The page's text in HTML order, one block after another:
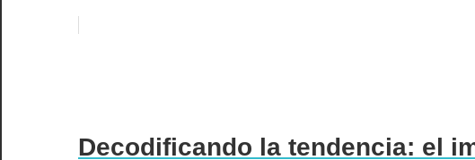
Decodificando la tendencia: el